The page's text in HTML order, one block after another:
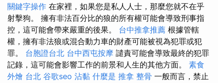
關鍵字操作 在家裡，如果您是私人人士，那麼您就不在乎
射擊狗。 擁有非法百分比的狼的所有權可能會導致刑事指
控，這可能會帶來嚴重的後果。 台中推拿推薦 根據管轄
權，擁有非法狼或混合動力車的財產可能被視為犯罪或犯
罪。 台胞證台北 台中西屯按摩 譴責可能會導致最終的犯罪
記錄，這可能會影響工作的前景和人生的其他方面。 素食
外燴 台北 谷歌seo 沾黏 什麼是 推拿 整骨 一般而言，禁止